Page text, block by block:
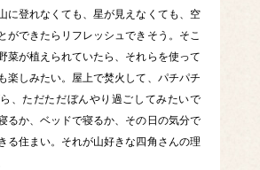
に登れなくても、星が見えなくても、空
ができたらリフレッシュできそう。そこ
菜が植えられていたら、それらを使って
楽しみたい。屋上で焚火して、パチパチ
、ただただぼんやり過ごしてみたいで
るか、ベッドで寝るか、その日の気分で
る住まい。それが山好きな四角さんの理